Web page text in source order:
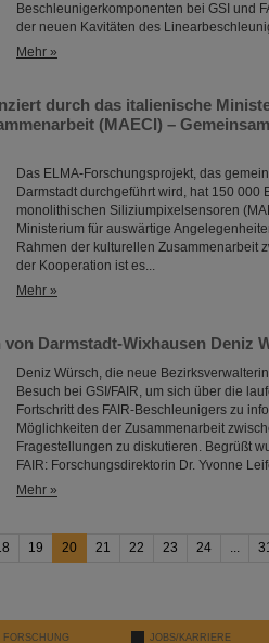
Beschleunigerkomponenten bei GSI und
der neuen Kavitäten des
Mehr »
durch das italienische
(MAECI) –
Das ELMA-Forschungsprojekt, das
Darmstadt durchgeführt wird, hat 150
monolithischen Siliziumpixelsensoren
Ministerium für auswärtige
Rahmen der kulturellen Zusammenarbeit
der Kooperation ist es...
Mehr »
Darmstadt-Wixhausen Deniz
Deniz Würsch, die neue
Besuch bei GSI/FAIR, um sich über die
Fortschritt des FAIR-Beschleunigers zu
Möglichkeiten der Zusammenarbeit
Fragestellungen zu diskutieren. Begrüßt
FAIR: Forschungsdirektorin Dr. Yvonne
Mehr »
19 20 21 22 23 24 ...
FORSCHUNG JOBS/KARRIERE